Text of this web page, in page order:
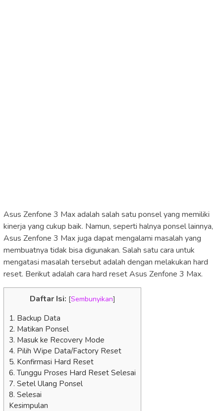
Asus Zenfone 3 Max adalah salah satu ponsel yang memiliki
kinerja yang cukup baik. Namun, seperti halnya ponsel lainnya,
Asus Zenfone 3 Max juga dapat mengalami masalah yang
membuatnya tidak bisa digunakan. Salah satu cara untuk
mengatasi masalah tersebut adalah dengan melakukan hard
reset. Berikut adalah cara hard reset Asus Zenfone 3 Max.
Daftar Isi: [Sembunyikan]
1. Backup Data
2. Matikan Ponsel
3. Masuk ke Recovery Mode
4. Pilih Wipe Data/Factory Reset
5. Konfirmasi Hard Reset
6. Tunggu Proses Hard Reset Selesai
7. Setel Ulang Ponsel
8. Selesai
Kesimpulan